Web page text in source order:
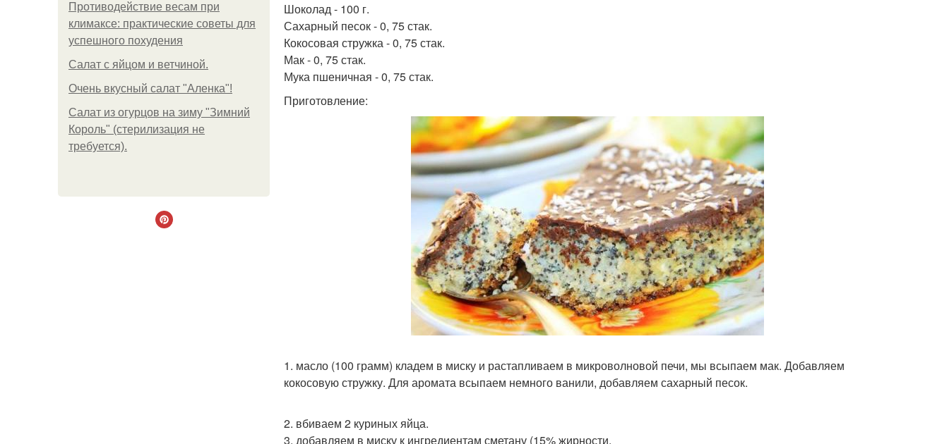
Противодействие весам при
климаксе: практические советы для
успешного похудения
Салат с яйцом и ветчиной.
Очень вкусный салат "Аленка"!
Салат из огурцов на зиму "Зимний
Король" (стерилизация не
требуется).
Шоколад - 100 г.
Сахарный песок - 0, 75 стак.
Кокосовая стружка - 0, 75 стак.
Мак - 0, 75 стак.
Мука пшеничная - 0, 75 стак.
Приготовление:
1. масло (100 грамм) кладем в миску и растапливаем в микроволновой печи, мы всыпаем мак. Добавляем
кокосовую стружку. Для аромата всыпаем немного ванили, добавляем сахарный песок.
2. вбиваем 2 куриных яйца.
3. добавляем в миску к ингредиентам сметану (15% жирности.